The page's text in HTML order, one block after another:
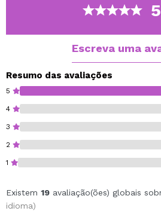
Escreva uma
Resumo das avaliações
5
4
3
2
1
Existem 19 avaliação(ões) globais
idioma)